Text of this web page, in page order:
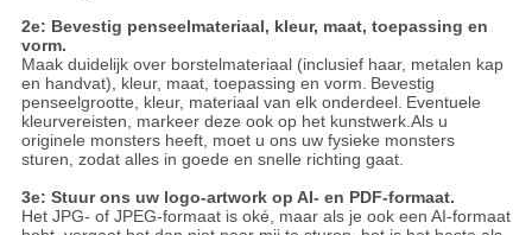
2e: Bevestig penseelmateriaal, kleur, maat, toepassing en
vorm.
Maak duidelijk over borstelmateriaal (inclusief haar, metalen kap
en handvat), kleur, maat, toepassing en vorm. Bevestig
penseelgrootte, kleur, materiaal van elk onderdeel. Eventuele
kleurvereisten, markeer deze ook op het kunstwerk.Als u
originele monsters heeft, moet u ons uw fysieke monsters
sturen, zodat alles in goede en snelle richting gaat.
3e: Stuur ons uw logo-artwork op AI- en PDF-formaat.
Het JPG- of JPEG-formaat is oké, maar als je ook een AI-formaat